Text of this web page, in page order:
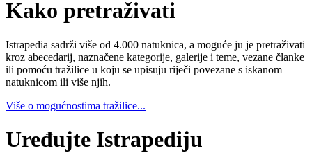
Kako pretraživati
Istrapedia sadrži više od 4.000 natuknica, a moguće ju je pretraživati
kroz abecedarij, naznačene kategorije, galerije i teme, vezane članke
ili pomoću tražilice u koju se upisuju riječi povezane s iskanom
natuknicom ili više njih.
Više o mogućnostima tražilice...
Uređujte Istrapediju